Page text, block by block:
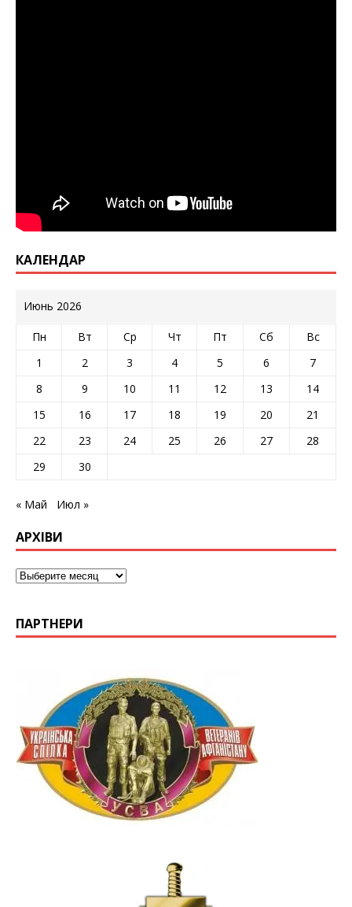
КАЛЕНДАР
Июнь 2026
Пн Вт Ср Чт Пт Сб
Вс
1
2 3 4 5 6
7
8
9 10 11 12 13
14
15
16 17 18 19 20
21
22
23 24 25 26 27
28
29
30
« Май Июл »
АРХІВИ
ПАРТНЕРИ